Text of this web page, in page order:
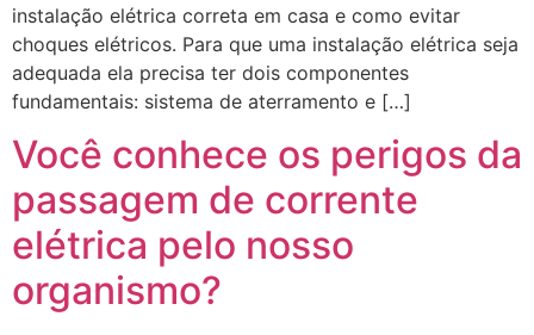
instalação elétrica correta em casa e como evitar
choques elétricos. Para que uma instalação elétrica seja
adequada ela precisa ter dois componentes
fundamentais: sistema de aterramento e […]
Você conhece os perigos da
passagem de corrente
elétrica pelo nosso
organismo?